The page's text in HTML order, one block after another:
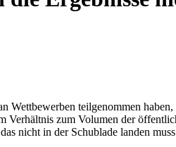
teilgenommen
Verhältnis zum Volumen der
nicht in der Schublade landen